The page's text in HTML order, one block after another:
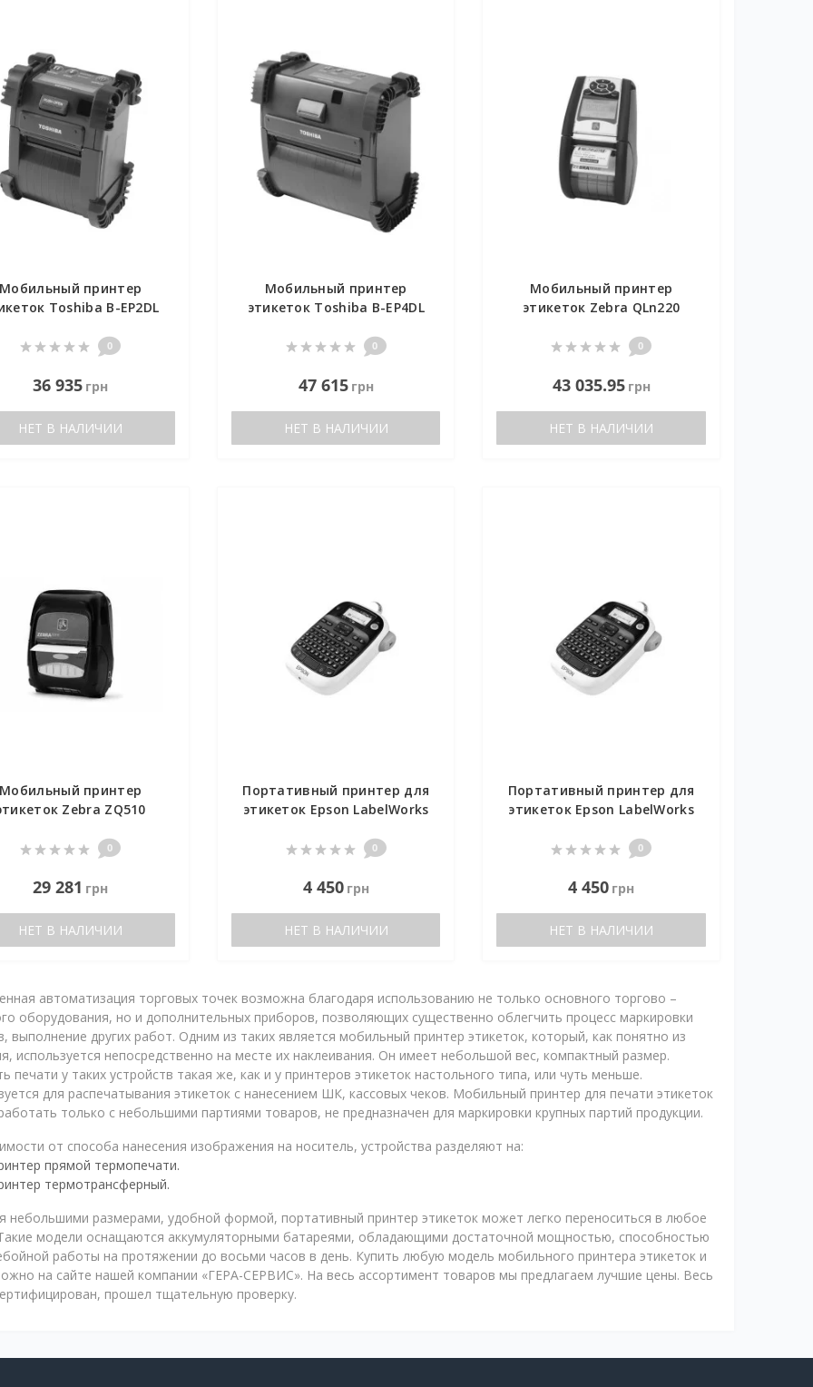
Мобильный принтер
Toshiba B-EP2DL
0
36 935 грн
НЕТ В НАЛИЧИИ
Мобильный принтер
этикеток Toshiba B-EP4DL
0
47 615 грн
НЕТ В НАЛИЧИИ
Мобильный принтер
этикеток Zebra QLn220
0
43 035.95 грн
НЕТ В НАЛИЧИИ
Мобильный принтер
Zebra ZQ510
0
29 281 грн
НЕТ В НАЛИЧИИ
Портативный принтер для
этикеток Epson LabelWorks
0
4 450 грн
НЕТ В НАЛИЧИИ
Портативный принтер для
этикеток Epson LabelWorks
0
4 450 грн
НЕТ В НАЛИЧИИ
автоматизация торговых точек возможна благодаря использованию не только основного торгово –
оборудования, но и дополнительных приборов, позволяющих существенно облегчить процесс маркировки
выполнение других работ. Одним из таких является мобильный принтер этикеток, который, как понятно из
используется непосредственно на месте их наклеивания. Он имеет небольшой вес, компактный размер.
печати у таких устройств такая же, как и у принтеров этикеток настольного типа, или чуть меньше.
для распечатывания этикеток с нанесением ШК, кассовых чеков. Мобильный принтер для печати этикеток
только с небольшими партиями товаров, не предназначен для маркировки крупных партий продукции.
от способа нанесения изображения на носитель, устройства разделяют на:
прямой термопечати.
термотрансферный.
небольшими размерами, удобной формой, портативный принтер этикеток может легко переноситься в любое
модели оснащаются аккумуляторными батареями, обладающими достаточной мощностью, способностью
работы на протяжении до восьми часов в день. Купить любую модель мобильного принтера этикеток и
на сайте нашей компании «ГЕРА-СЕРВИС». На весь ассортимент товаров мы предлагаем лучшие цены. Весь
прошел тщательную проверку.